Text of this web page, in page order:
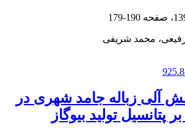
190-179
رفیعی، محمد شریفی
آلی زباله جامد شهری در
پتانسیل تولید بیوگاز